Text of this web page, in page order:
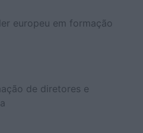
europeu em formação
de diretores e